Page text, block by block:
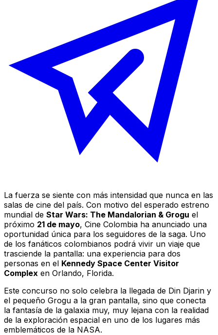
La fuerza se siente con más intensidad que nunca en las
salas de cine del país. Con motivo del esperado estreno
mundial de Star Wars: The Mandalorian & Grogu el
próximo 21 de mayo, Cine Colombia ha anunciado una
oportunidad única para los seguidores de la saga. Uno
de los fanáticos colombianos podrá vivir un viaje que
trasciende la pantalla: una experiencia para dos
personas en el Kennedy Space Center Visitor
Complex en Orlando, Florida.
Este concurso no solo celebra la llegada de Din Djarin y
el pequeño Grogu a la gran pantalla, sino que conecta
la fantasía de la galaxia muy, muy lejana con la realidad
de la exploración espacial en uno de los lugares más
emblemáticos de la NASA.